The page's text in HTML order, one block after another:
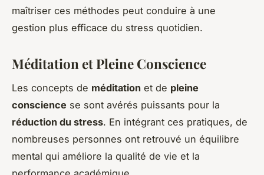
maîtriser ces méthodes peut conduire à une
gestion plus efficace du stress quotidien.
Méditation et Pleine Conscience
Les concepts de méditation et de pleine
conscience se sont avérés puissants pour la
réduction du stress. En intégrant ces pratiques, de
nombreuses personnes ont retrouvé un équilibre
mental qui améliore la qualité de vie et la